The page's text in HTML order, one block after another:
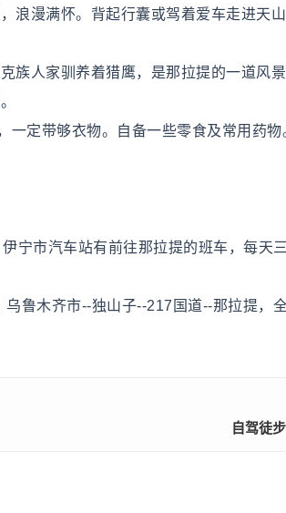
浪漫满怀。背起行囊或驾着爱车走进天
族人家驯养着猎鹰，是那拉提的一道风
一定带够衣物。自备一些零食及常用药物
宁市汽车站有前往那拉提的班车，每天
鲁木齐市--独山子--217国道--那拉提，
自驾徒